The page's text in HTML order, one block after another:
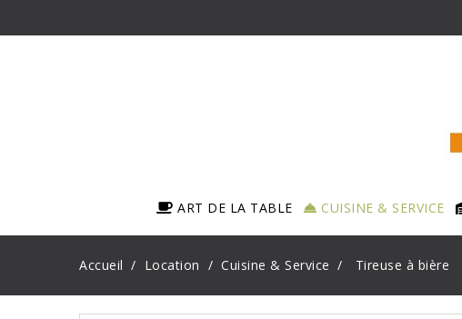
ART DE LA TABLE CUISINE & SERVICE
Accueil Location Cuisine & Service Tireuse à bière